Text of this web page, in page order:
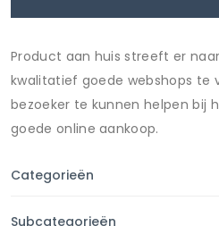
Product aan huis streeft er
kwalitatief goede webshops te
bezoeker te kunnen helpen bij
goede online aankoop.
Categorieën
Subcategorieën